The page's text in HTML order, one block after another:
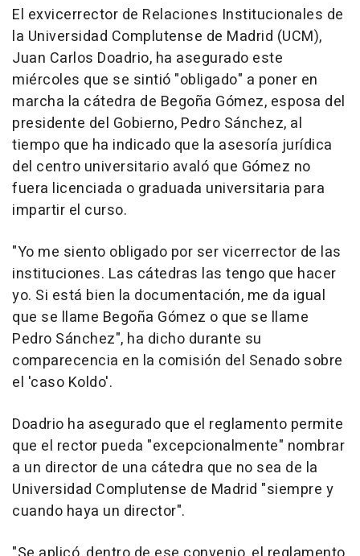
El exvicerrector de Relaciones Institucionales de
la Universidad Complutense de Madrid (UCM),
Juan Carlos Doadrio, ha asegurado este
miércoles que se sintió "obligado" a poner en
marcha la cátedra de Begoña Gómez, esposa del
presidente del Gobierno, Pedro Sánchez, al
tiempo que ha indicado que la asesoría jurídica
del centro universitario avaló que Gómez no
fuera licenciada o graduada universitaria para
impartir el curso.
"Yo me siento obligado por ser vicerrector de las
instituciones. Las cátedras las tengo que hacer
yo. Si está bien la documentación, me da igual
que se llame Begoña Gómez o que se llame
Pedro Sánchez", ha dicho durante su
comparecencia en la comisión del Senado sobre
el 'caso Koldo'.
Doadrio ha asegurado que el reglamento permite
que el rector pueda "excepcionalmente" nombrar
a un director de una cátedra que no sea de la
Universidad Complutense de Madrid "siempre y
cuando haya un director".